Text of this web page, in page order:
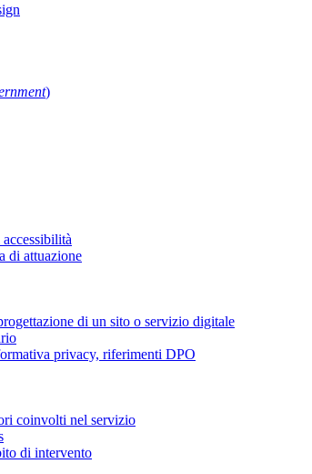
)
di attuazione
di un sito o servizio digitale
privacy, riferimenti DPO
coinvolti nel servizio
di intervento